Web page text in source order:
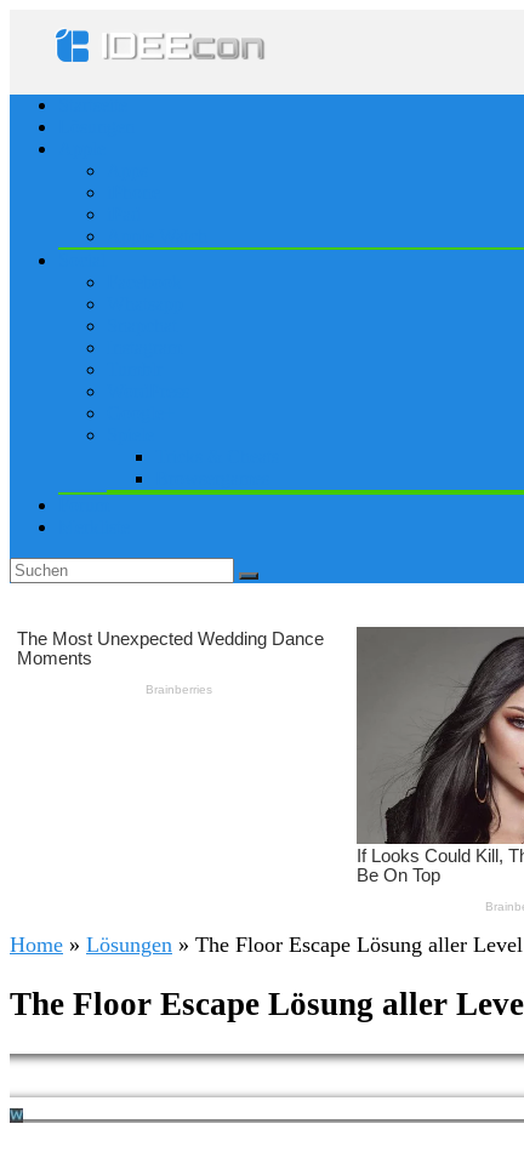
Home » Lösungen » The Floor Escape Lösung aller
The Floor Escape Lösung aller